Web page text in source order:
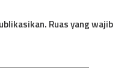
Ruas yang wajib